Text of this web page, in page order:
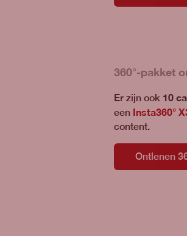
360°-pakket
Er zijn ook 10
een Insta360°
content.
Ontlenen